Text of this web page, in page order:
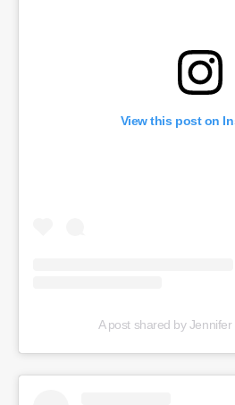
View this post on
A post shared by